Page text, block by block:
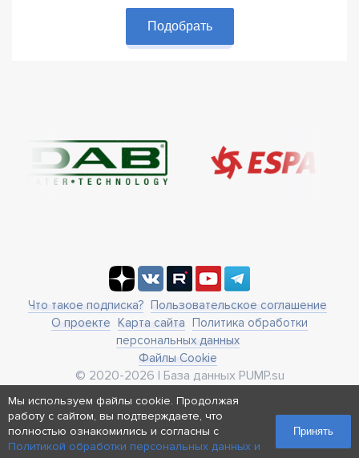
Подобрать
Что такое подписка?
Пользовательское соглашение
О проекте
Карта сайта
Политика обработки
персональных данных
Файлы Cookie
© 2020-2026 | База данных PUMP.su
business@pump.su
г. Москва, ул. Ленинская Слобода 19
Реквизиты
Мы используем файлы cookie. Продолжая
работу с сайтом, вы подтверждаете, что
полностью ознакомились и согласны с
Политикой обработки персональных данных и
Принять